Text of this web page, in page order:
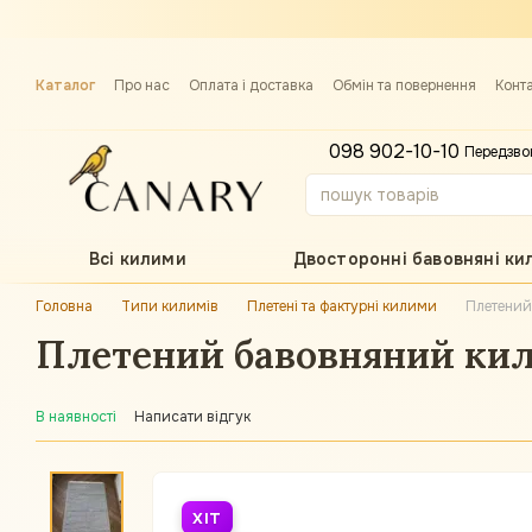
Каталог Про нас Оплата і доставка Обмін та повернення
098 902-10-10
Всі килими Двосторонні бавовняні
Головна Типи килимів Плетені та фактурні килими
Плетений бавовняний
В наявності Написати відгук
ХІТ